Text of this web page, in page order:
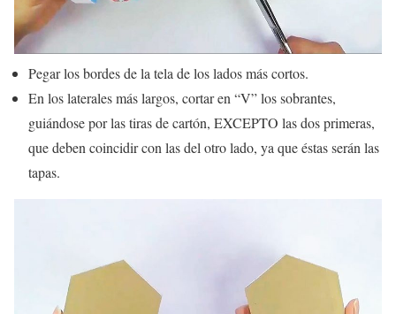
Pegar los bordes de la tela de los lados más cortos.
En los laterales más largos, cortar en “V” los sobrantes,
guiándose por las tiras de cartón, EXCEPTO las dos primeras,
que deben coincidir con las del otro lado, ya que éstas serán las
tapas.